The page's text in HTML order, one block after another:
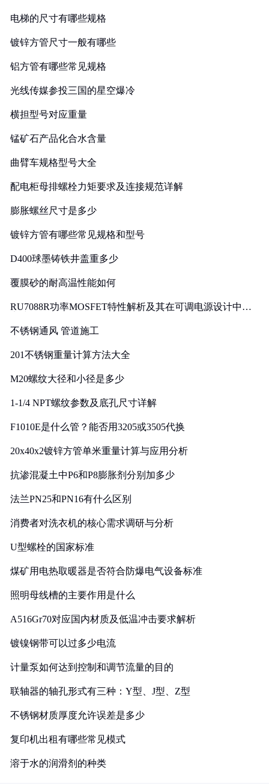
电梯的尺寸有哪些规格
镀锌方管尺寸一般有哪些
铝方管有哪些常见规格
光线传媒参投三国的星空爆冷
横担型号对应重量
锰矿石产品化合水含量
曲臂车规格型号大全
配电柜母排螺栓力矩要求及连接规范详解
膨胀螺丝尺寸是多少
镀锌方管有哪些常见规格和型号
D400球墨铸铁井盖重多少
覆膜砂的耐高温性能如何
RU7088R功率MOSFET特性解析及其在可调电源设计中的
不锈钢通风 管道施工
201不锈钢重量计算方法大全
M20螺纹大径和小径是多少
1-1/4 NPT螺纹参数及底孔尺寸详解
F1010E是什么管？能否用3205或3505代换
20x40x2镀锌方管单米重量计算与应用分析
抗渗混凝土中P6和P8膨胀剂分别加多少
法兰PN25和PN16有什么区别
消费者对洗衣机的核心需求调研与分析
U型螺栓的国家标准
煤矿用电热取暖器是否符合防爆电气设备标准
照明母线槽的主要作用是什么
A516Gr70对应国内材质及低温冲击要求解析
镀镍钢带可以过多少电流
计量泵如何达到控制和调节流量的目的
联轴器的轴孔形式有三种：Y型、J型、Z型
不锈钢材质厚度允许误差是多少
复印机出租有哪些常见模式
溶于水的润滑剂的种类